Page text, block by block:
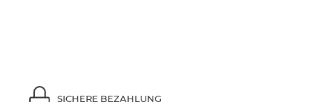
SICHERE BEZAHLUNG